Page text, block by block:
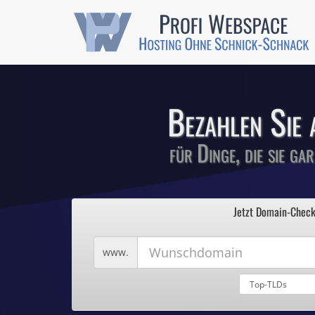
Günstige
Comodo-
Bezahlen
für Dinge, die sie
Profi
Hosting ohne
Domains für
2
3
5
Jetzt Domain-
Wunschdomain
www.